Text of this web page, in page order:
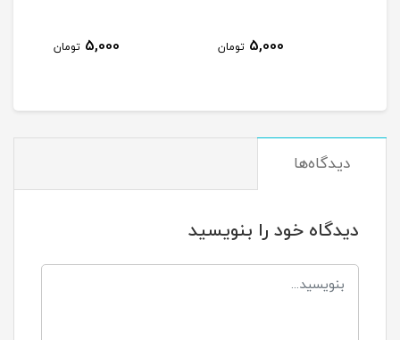
5,000 تومان 5,000 تومان
دیدگاه‌ها
دیدگاه خود را بنویسید